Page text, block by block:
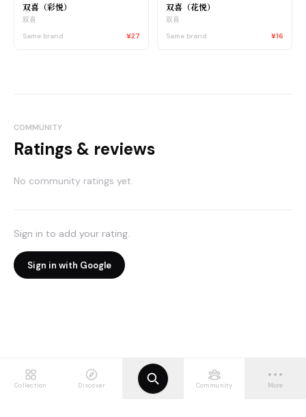
双喜（彩悦）
双喜
Same brand
¥27
双喜（花悦）
双喜
Same brand
¥16
COMMUNITY
Ratings & reviews
No community ratings yet.
Sign in to add your rating.
Sign in with Google
Collection Discover Community More